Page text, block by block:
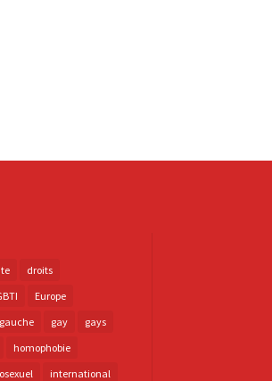
droits
Europe
gauche gay
gays
homophobie
international